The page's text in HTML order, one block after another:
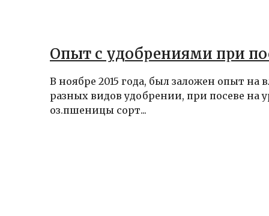
Опыт с удобрениями при
В ноябре 2015 года, был заложен опыт на
разных видов удобрении, при посеве на
оз.пшеницы сорт...